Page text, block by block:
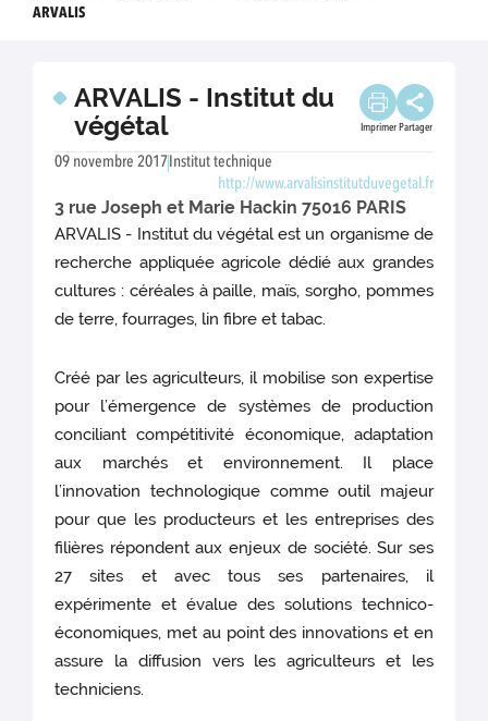
ARVALIS
ARVALIS - Institut du
végétal
Imprimer Partager
09 novembre 2017 Institut technique
http://www.arvalisinstitutduvegetal.fr
3 rue Joseph et Marie Hackin 75016 PARIS
ARVALIS - Institut du végétal est un organisme de
recherche appliquée agricole dédié aux grandes
cultures : céréales à paille, maïs, sorgho, pommes
de terre, fourrages, lin fibre et tabac.
Créé par les agriculteurs, il mobilise son expertise
pour l’émergence de systèmes de production
conciliant compétitivité économique, adaptation
aux marchés et environnement. Il place
l’innovation technologique comme outil majeur
pour que les producteurs et les entreprises des
filières répondent aux enjeux de société. Sur ses
27 sites et avec tous ses partenaires, il
expérimente et évalue des solutions technico-
économiques, met au point des innovations et en
assure la diffusion vers les agriculteurs et les
techniciens.